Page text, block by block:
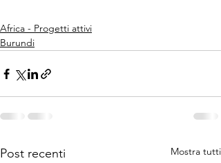
Africa - Progetti attivi
Burundi
Post recenti Mostra tutti